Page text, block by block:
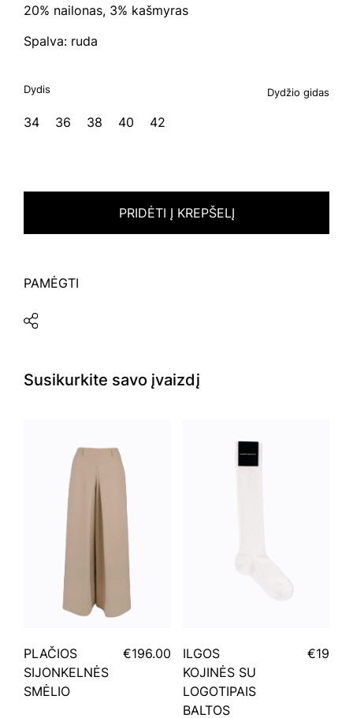
20% nailonas, 3% kašmyras
Spalva: ruda
Dydis Dydžio gidas
34 36 38 40 42
PRIDĖTI Į KREPŠELĮ
PAMĖGTI
Susikurkite savo įvaizdį
PLAČIOS
SIJONKELNĖS
SMĖLIO
€196.00
ILGOS
KOJINĖS SU
LOGOTIPAIS
BALTOS
€19